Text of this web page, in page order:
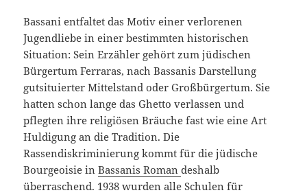
Bassani entfaltet das Motiv einer verlorenen
Jugendliebe in einer bestimmten historischen
Situation: Sein Erzähler gehört zum jüdischen
Bürgertum Ferraras, nach Bassanis Darstellung
gutsituierter Mittelstand oder Großbürgertum. Sie
hatten schon lange das Ghetto verlassen und
pflegten ihre religiösen Bräuche fast wie eine Art
Huldigung an die Tradition. Die
Rassendiskriminierung kommt für die jüdische
Bourgeoisie inBassanis Romandeshalb
überraschend. 1938 wurden alle Schulen für